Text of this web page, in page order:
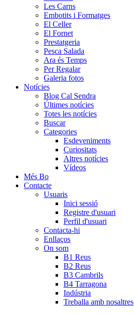
Les Carns
Embotits i Formatges
El Celler
El Fornet
Prestatgeria
Pesca Salada
Ara és Temps
Per Regalar
Galeria fotos
Notícies
Blog Cal Sendra
Últimes notícies
Totes les notícies
Buscar
Categories
Esdeveniments
Curiositats
Altres notícies
Vídeos
Més Bo
Contacte
Usuaris
Inici sessió
Registre d'usuari
Perfil d'usuari
Contacta-hi
Enllaços
On som
B1 Reus
B2 Reus
B3 Cambrils
B4 Tarragona
Indústria
Treballa amb nosaltres